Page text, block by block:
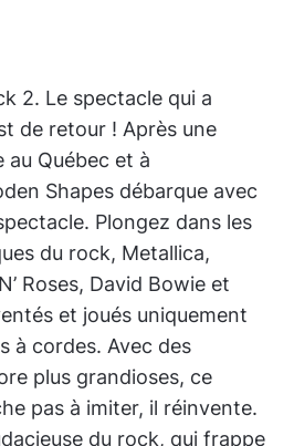
2. Le spectacle qui a
de retour ! Après une
au Québec et à
Shapes débarque avec
Plongez dans les
du rock, Metallica,
Roses, David Bowie et
et joués uniquement
à cordes. Avec des
plus grandioses, ce
pas à imiter, il réinvente.
du rock, qui frappe